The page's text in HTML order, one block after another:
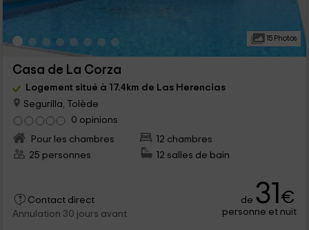
15 Photos
Casa de La Corza
Logement situé à 17.4km de Las Herencias
Segurilla, Tolède
0 opinions
Pour les chambres
12 chambres
25 personnes
12 salles de bain
Contact direct
Annulation 30 jours avant
de 31€
personne et nuit